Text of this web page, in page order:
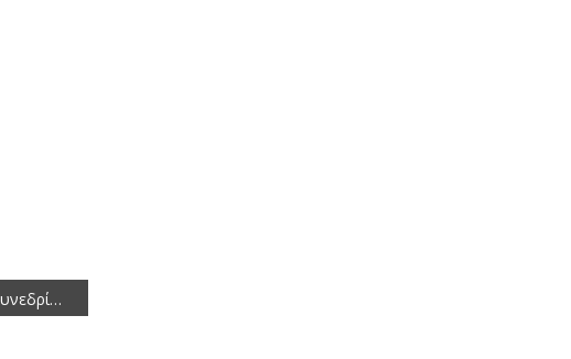
Πρόσκληση σε Συνεδρίαση του Περιφερειακού Συμβουλίου Δυτικής Μακεδονίας (29-6-2026)